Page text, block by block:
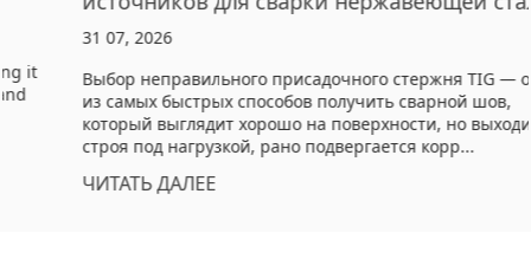
31 07, 2026
Выбор неправильного присадочного стержня TIG — один
из самых быстрых способов получить сварной шов,
который выглядит хорошо на поверхности, но выходит из
строя под нагрузкой, рано подвергается корр...
ЧИТАТЬ ДАЛЕЕ